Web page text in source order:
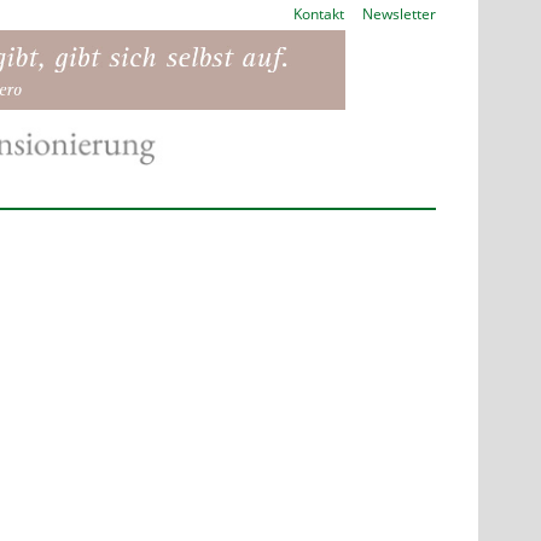
Kontakt Newsletter